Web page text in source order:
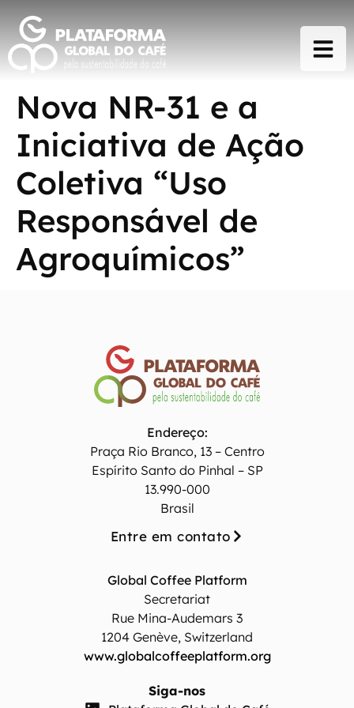
Nova NR-31 e a
Iniciativa de Ação
Coletiva “Uso
Responsável de
Agroquímicos”
Endereço:
Praça Rio Branco, 13 – Centro
Espírito Santo do Pinhal – SP
13.990-000
Brasil
Entre em contato
Global Coffee Platform
Secretariat
Rue Mina-Audemars 3
1204 Genève, Switzerland
www.globalcoffeeplatform.org
Siga-nos